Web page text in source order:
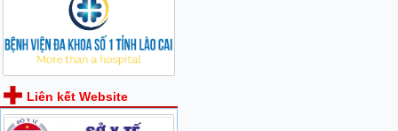
Liên kết Website